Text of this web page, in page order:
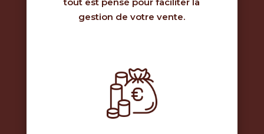
gestion de votre vente.